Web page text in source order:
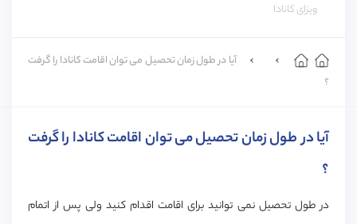
ویزای کانادا
آیا در طول زمان تحصیل می توان اقامت کانادا را گرفت
؟
آیا در طول زمان تحصیل می توان اقامت کانادا را گرفت
؟
در طول تحصیل نمی توانید برای اقامت اقدام کنید ولی پس از اتمام